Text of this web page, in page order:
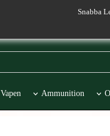
Snabba
Vapen Ammunition